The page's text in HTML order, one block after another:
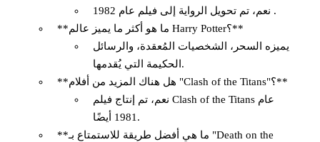
نعم، تم تحويل الرواية إلى فيلم عام 1982 .
**ما هو أكثر ما يميز عالم Harry Potter؟**
يميزه السحر، الشخصيات المُعقدة، والرسائل
الحكيمة التي يُقدمها.
**هل هناك المزيد من أفلام "Clash of the Titans"؟**
نعم، تم إنتاج فيلم Clash of the Titans عام
1981 أيضًا.
**ما هي أفضل طريقة للاستمتاع بـ "Death on the